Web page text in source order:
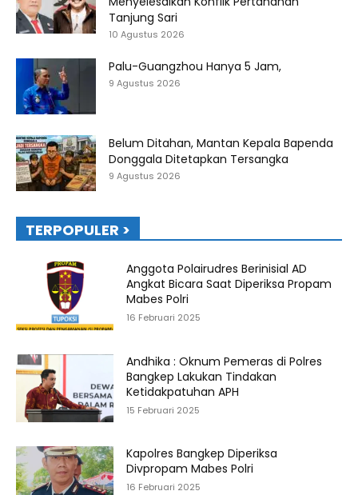
Tanjung Sari
10 Agustus 2026
Palu-Guangzhou Hanya 5 Jam,
9 Agustus 2026
Belum Ditahan, Mantan Kepala Bapenda
Donggala Ditetapkan Tersangka
9 Agustus 2026
TERPOPULER >
Anggota Polairudres Berinisial AD
Angkat Bicara Saat Diperiksa Propam
Mabes Polri
16 Februari 2025
Andhika : Oknum Pemeras di Polres
Bangkep Lakukan Tindakan
Ketidakpatuhan APH
15 Februari 2025
Kapolres Bangkep Diperiksa
Divpropam Mabes Polri
16 Februari 2025